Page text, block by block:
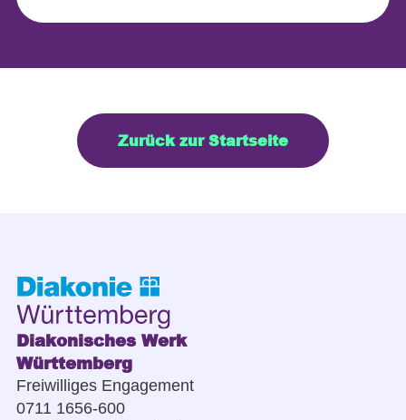
Zurück zur Startseite
Diakonisches Werk
Württemberg
Freiwilliges Engagement
0711 1656-600